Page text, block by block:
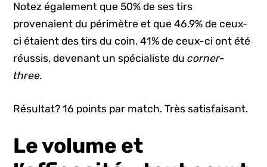
Notez également que 50% de ses tirs
provenaient du périmètre et que 46.9% de ceux-
ci étaient des tirs du coin. 41% de ceux-ci ont été
réussis, devenant un spécialiste ducorner-
three.
Résultat? 16 points par match. Très satisfaisant.
Le volume et